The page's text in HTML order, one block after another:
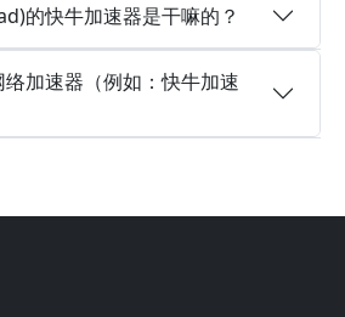
的快牛加速器是干嘛的？
加速器（例如：快牛加速